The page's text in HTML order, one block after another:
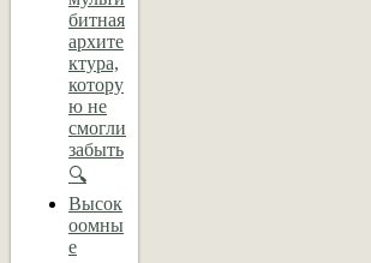
битная
архите
ктура,
котору
ю не
смогли
забыть
🔍
Высок
оомны
е